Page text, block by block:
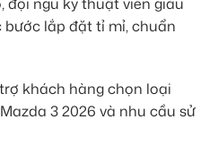
lắp đặt tỉ mỉ, chuẩn
khách hàng chọn loại
3 2026 và nhu cầu sử